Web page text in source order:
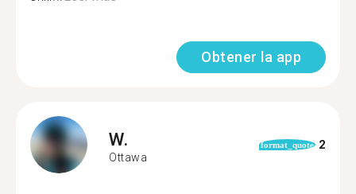
Obtener la app
W.
Ottawa
format_quote 2